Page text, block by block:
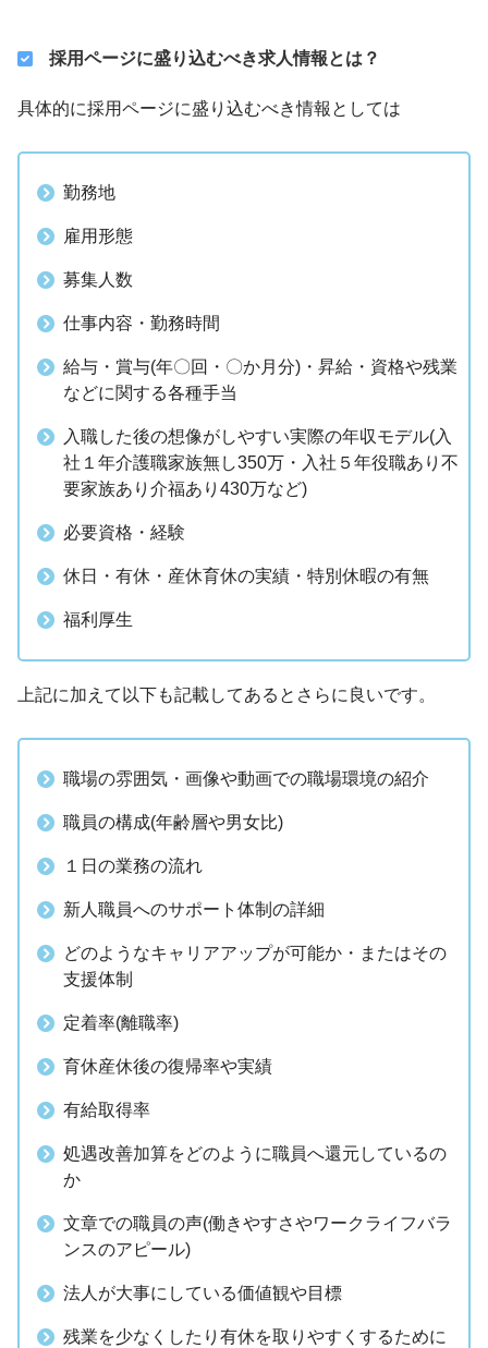
採用ページに盛り込むべき求人情報とは？
具体的に採用ページに盛り込むべき情報としては
勤務地
雇用形態
募集人数
仕事内容・勤務時間
給与・賞与(年〇回・〇か月分)・昇給・資格や残業
などに関する各種手当
入職した後の想像がしやすい実際の年収モデル(入
社１年介護職家族無し350万・入社５年役職あり不
要家族あり介福あり430万など)
必要資格・経験
休日・有休・産休育休の実績・特別休暇の有無
福利厚生
上記に加えて以下も記載してあるとさらに良いです。
職場の雰囲気・画像や動画での職場環境の紹介
職員の構成(年齢層や男女比)
１日の業務の流れ
新人職員へのサポート体制の詳細
どのようなキャリアアップが可能か・またはその
支援体制
定着率(離職率)
育休産休後の復帰率や実績
有給取得率
処遇改善加算をどのように職員へ還元しているの
か
文章での職員の声(働きやすさやワークライフバラ
ンスのアピール)
法人が大事にしている価値観や目標
残業を少なくしたり有休を取りやすくするために